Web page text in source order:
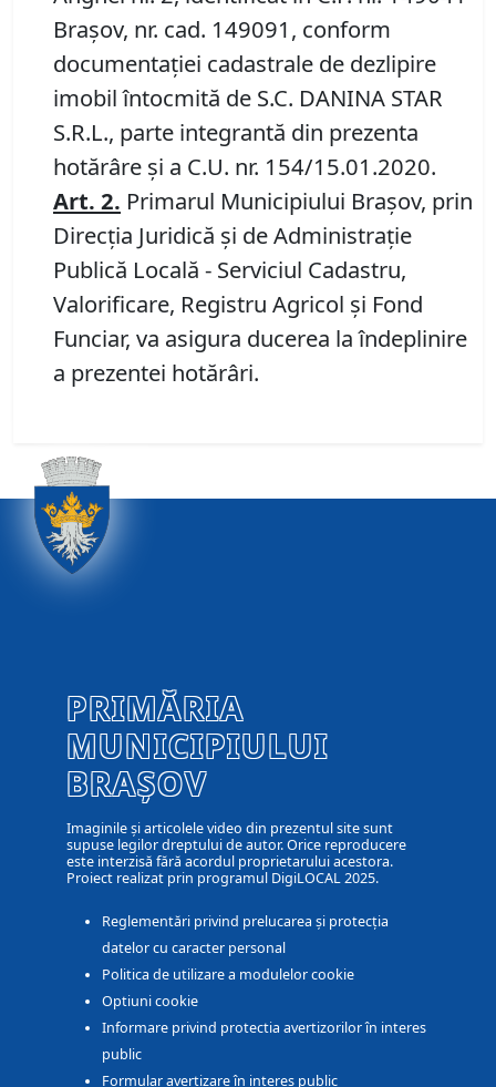
Brașov, nr. cad. 149091, conform
documentației cadastrale de dezlipire
imobil întocmită de S.C. DANINA STAR
S.R.L., parte integrantă din prezenta
hotărâre și a C.U. nr. 154/15.01.2020.
Art. 2. Primarul Municipiului Brașov, prin
Direcția Juridică și de Administrație
Publică Locală - Serviciul Cadastru,
Valorificare, Registru Agricol și Fond
Funciar, va asigura ducerea la îndeplinire
a prezentei hotărâri.
PRIMĂRIA
MUNICIPIULUI
BRAȘOV
Imaginile și articolele video din prezentul site sunt
supuse legilor dreptului de autor. Orice reproducere
este interzisă fără acordul proprietarului acestora.
Proiect realizat prin programul DigiLOCAL 2025.
Reglementări privind prelucarea și protecția
datelor cu caracter personal
Politica de utilizare a modulelor cookie
Optiuni cookie
Informare privind protectia avertizorilor în interes
public
Formular avertizare în interes public